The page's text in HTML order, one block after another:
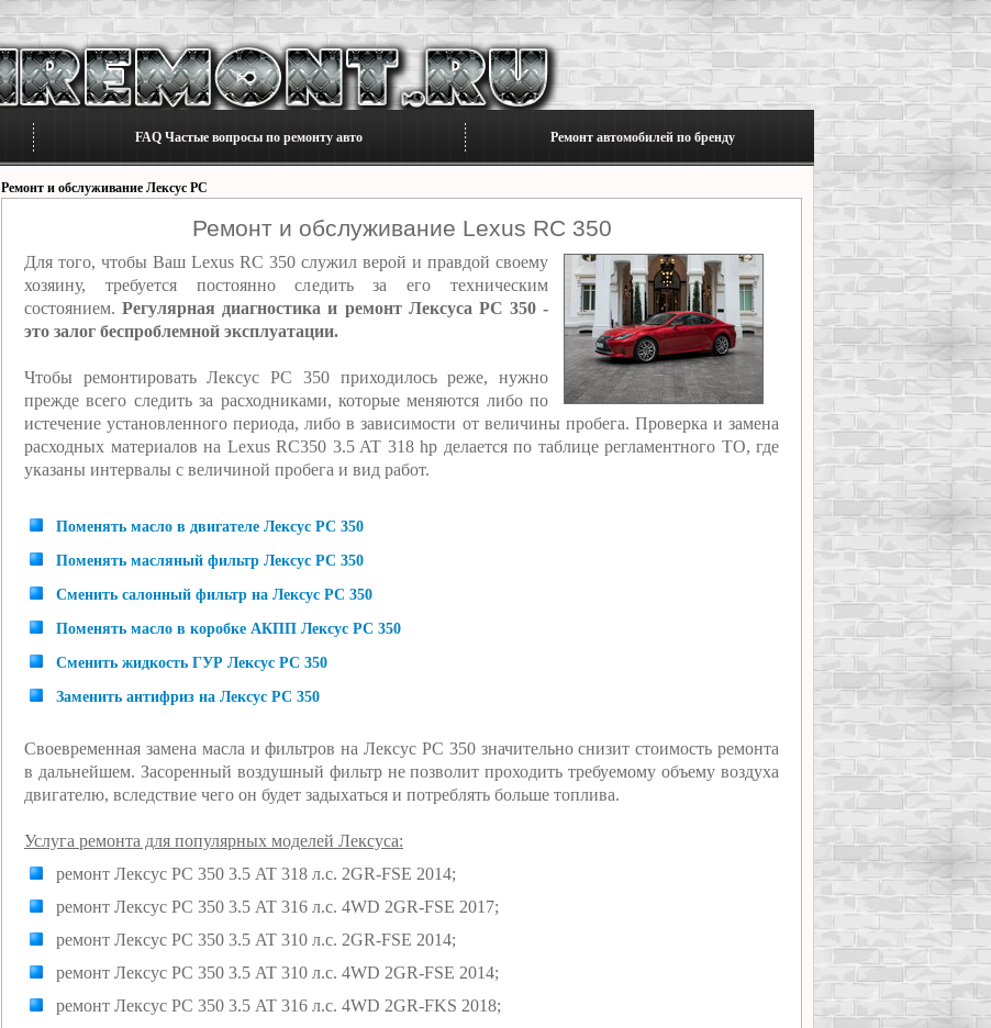
FAQ Частые вопросы по ремонту авто Ремонт автомобилей по бренду
Ремонт и обслуживание Лексус РС
Ремонт и обслуживание Lexus RC 350
Для того, чтобы Ваш Lexus RC 350 служил верой и правдой своему
хозяину, требуется постоянно следить за его техническим
состоянием.Регулярная диагностика и ремонт Лексуса РС 350 -
это залог беспроблемной эксплуатации.
Чтобы ремонтировать Лексус РС 350 приходилось реже, нужно
прежде всего следить за расходниками, которые меняются либо по
истечение установленного периода, либо в зависимости от величины пробега. Проверка и замена
расходных материалов на Lexus RC350 3.5 AT 318 hp делается по таблице регламентного ТО, где
указаны интервалы с величиной пробега и вид работ.
Поменять масло в двигателе Лексус РС 350
Поменять масляный фильтр Лексус РС 350
Сменить салонный фильтр на Лексус РС 350
Поменять масло в коробке АКПП Лексус РС 350
Сменить жидкость ГУР Лексус РС 350
Заменить антифриз на Лексус РС 350
Своевременная замена масла и фильтров на Лексус РС 350 значительно снизит стоимость ремонта
в дальнейшем. Засоренный воздушный фильтр не позволит проходить требуемому объему воздуха
двигателю, вследствие чего он будет задыхаться и потреблять больше топлива.
Услуга ремонта для популярных моделей Лексуса:
ремонт Лексус РС 350 3.5 AT 318 л.с. 2GR-FSE 2014;
ремонт Лексус РС 350 3.5 AT 316 л.с. 4WD 2GR-FSE 2017;
ремонт Лексус РС 350 3.5 AT 310 л.с. 2GR-FSE 2014;
ремонт Лексус РС 350 3.5 AT 310 л.с. 4WD 2GR-FSE 2014;
ремонт Лексус РС 350 3.5 AT 316 л.с. 4WD 2GR-FKS 2018;